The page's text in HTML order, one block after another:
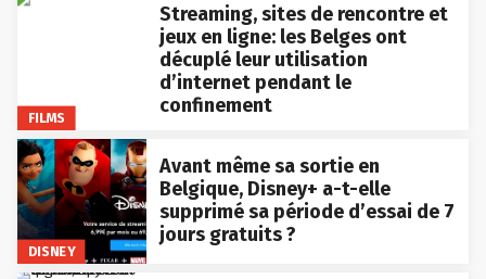
FILMS
Streaming, sites de rencontre et
jeux en ligne: les Belges ont
décuplé leur utilisation
d’internet pendant le
confinement
DISNEY
Avant même sa sortie en
Belgique, Disney+ a-t-elle
supprimé sa période d’essai de 7
jours gratuits ?